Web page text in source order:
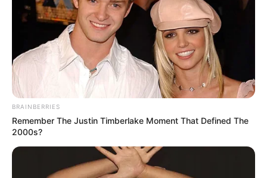
BRAINBERRIES
Remember The Justin Timberlake Moment That Defined The
2000s?